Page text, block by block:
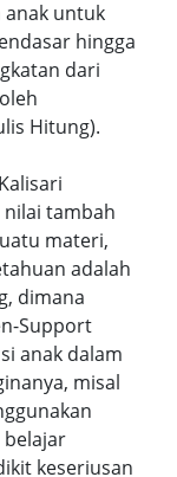
anak untuk
hingga
dari
Hitung).
tambah
materi,
adalah
dimana
Support
anak dalam
misal
belajar
keseriusan